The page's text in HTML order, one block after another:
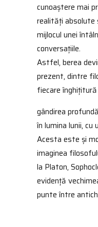
cunoaștere mai
realități absolute
mijlocul unei
conversațiile.
Astfel, berea
prezent, dintre
fiecare
gândirea
în lumina lunii, cu
Acesta este și
imaginea
la Platon,
evidență
punte între